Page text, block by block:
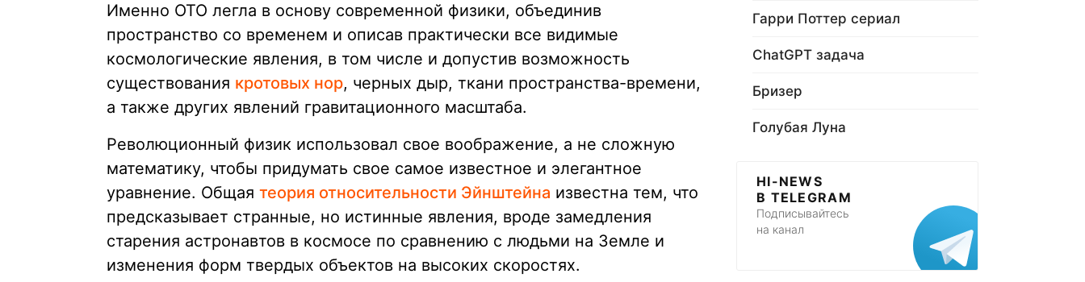
Именно ОТО легла в основу современной физики, объединив
пространство со временем и описав практически все видимые
космологические явления, в том числе и допустив возможность
существования кротовых нор, черных дыр, ткани пространства-времени,
а также других явлений гравитационного масштаба.
Революционный физик использовал свое воображение, а не сложную
математику, чтобы придумать свое самое известное и элегантное
уравнение. Общая теория относительности Эйнштейна известна тем, что
предсказывает странные, но истинные явления, вроде замедления
старения астронавтов в космосе по сравнению с людьми на Земле и
изменения форм твердых объектов на высоких скоростях.
Гарри Поттер сериал
ChatGPT задача
Бризер
Голубая Луна
HI-NEWS
В TELEGRAM
Подписывайтесь
на канал